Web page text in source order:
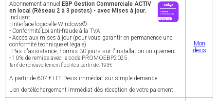
Abonnement annuel EBP Gestion Commerciale ACTIV
en local (Réseau 2 à 3 postes) - avec Mises à jour,
incluant:
- Interface logicielle Windows®.
- Conformité Loi anti-fraude à la TVA.
- Accès aux mises à jour (pour vous garantir en permanence une
conformité technique et légale).
- Pas d'assistance, hormis 30 jours sur l'installation uniquement.
- 10% de remise avec le code PROMOEBP2025.
Tarif de renouvellement fidélité à partir de: 193€
A partir de 607 € HT. Devis immédiat sur simple demande.
Lien de téléchargement immédiat dès réception de votre paiement.
Mon
devis